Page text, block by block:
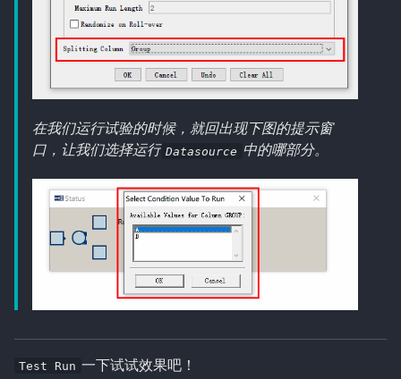
在我们运行试验的时候，就回出现下图的提示窗
口，让我们选择运行 Datasource 中的哪部分。
Test Run 一下试试效果吧！